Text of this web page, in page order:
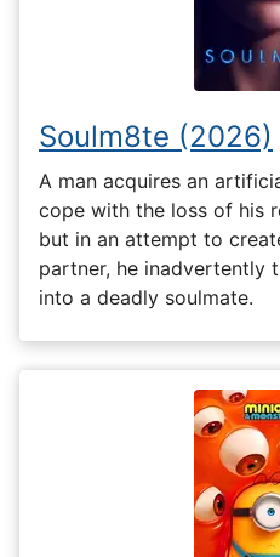
Soulm8te (2026)
A man acquires an
cope with the loss of his
but in an attempt to
partner, he inadvertently
into a deadly soulmate.